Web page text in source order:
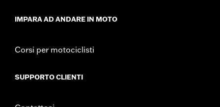
IMPARA AD ANDARE IN MOTO
Corsi per motociclisti
SUPPORTO CLIENTI